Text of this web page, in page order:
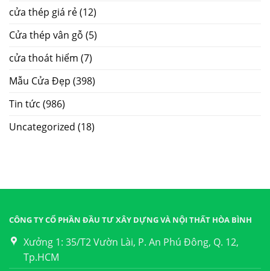
cửa thép giá rẻ(12)
Cửa thép vân gỗ (5)
cửa thoát hiểm (7)
Mẫu Cửa Đẹp (398)
Tin tức (986)
Uncategorized (18)
CÔNG TY CỔ PHẦN ĐẦU TƯ XÂY DỰNG VÀ NỘI THẤT HÒA BÌNH
Xưởng 1: 35/T2 Vườn Lài, P. An Phú Đông, Q. 12,
Tp.HCM